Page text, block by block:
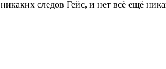
следов Гейс, и нет всё ещё